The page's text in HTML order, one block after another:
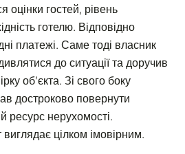
оцінки гостей, рівень
готелю. Відповідно
платежі. Саме тоді власник
до ситуації та доручив
об’єкта. Зі свого боку
достроково повернути
ресурс нерухомості.
цілком імовірним.